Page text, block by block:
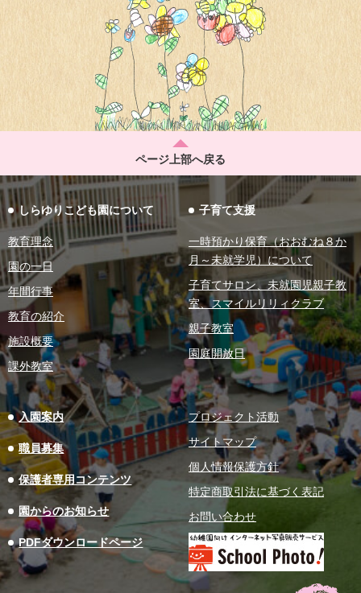
ページ上部へ戻る
しらゆりこども園について
教育理念
園の一日
年間行事
教育の紹介
施設概要
課外教室
子育て支援
一時預かり保育（おおむね８か
月～未就学児）について
子育てサロン、未就園児親子教
室、スマイルリリィクラブ
親子教室
園庭開放日
入園案内
職員募集
保護者専用コンテンツ
園からのお知らせ
PDFダウンロードページ
プロジェクト活動
サイトマップ
個人情報保護方針
特定商取引法に基づく表記
お問い合わせ